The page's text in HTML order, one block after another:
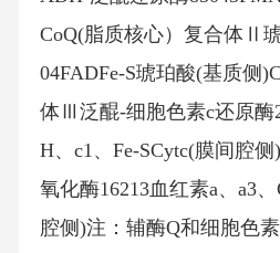
CoQ(脂质核心）复合体Ⅱ
04FADFe-S琥珀酸(基质侧
体Ⅲ泛醌-细胞色素c还原酶
H、c1、Fe-SCytc(膜间腔
氧化酶16213血红素a、a3
腔侧)注：辅酶Q和细胞色